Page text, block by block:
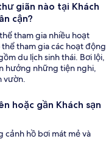
giãn nào tại Khách
cận?
tham gia nhiều hoạt
tham gia các hoạt động
du lịch sinh thái. Bơi lội,
hưởng những tiện nghi,
vườn.
hoặc gần Khách sạn
cảnh hồ bơi mát mẻ và